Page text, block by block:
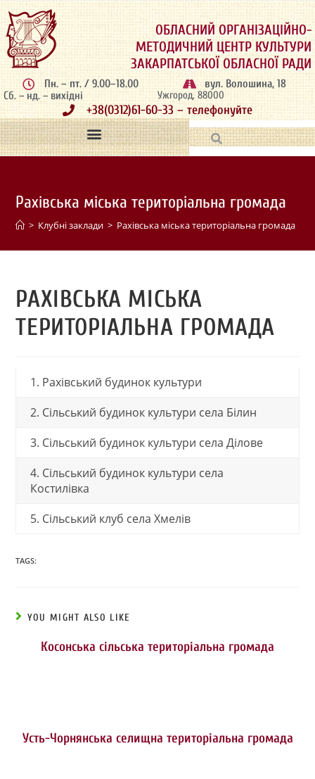
ОБЛАСНИЙ ОРГАНІЗАЦІЙНО-
МЕТОДИЧНИЙ ЦЕНТР КУЛЬТУРИ
ЗАКАРПАТСЬКОЇ ОБЛАСНОЇ РАДИ
Пн. – пт. / 9.00–18.00
Сб. – нд. – вихідні
вул. Волошина, 18
Ужгород, 88000
+38(0312)61-60-33 – телефонуйте
Рахівська міська територіальна громада
> Клубні заклади > Рахівська міська територіальна громада
РАХІВСЬКА МІСЬКА
ТЕРИТОРІАЛЬНА ГРОМАДА
1. Рахівський будинок культури
2. Сільський будинок культури села Білин
3. Сільський будинок культури села Ділове
4. Сільський будинок культури села
Костилівка
5. Сільський клуб села Хмелів
TAGS:
YOU MIGHT ALSO LIKE
Косонська сільська територіальна громада
Усть-Чорнянська селищна територіальна громада